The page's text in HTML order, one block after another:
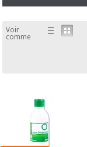
et
Armoires
sanitaires
Vétérinaire
Matériel de
essentiel
pour les
Voir
comme